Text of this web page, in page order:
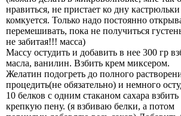
нравиться, не пристает ко дну
комкуется. Только надо постоянно
перемешивать, пока не получиться
не забитая!!! масса)
Массу остудить и добавить в нее 300 гр
масла, ванилин. Взбить крем миксером.
Желатин подогреть до полного
процедить(не обязательно) и немного
10 белков с одним стаканом сахара взбить
крепкую пену. (я взбиваю белки, а потом